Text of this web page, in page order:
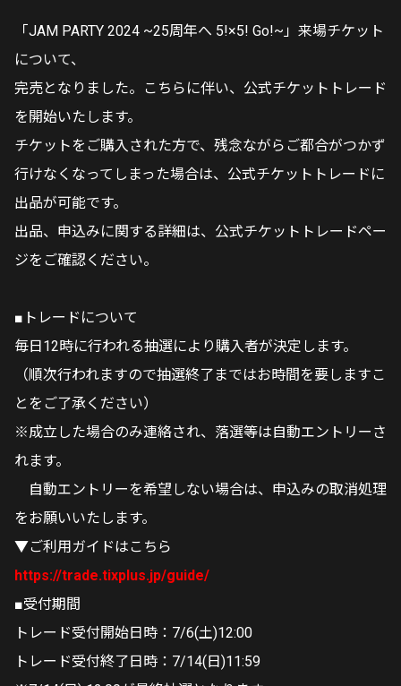
「JAM PARTY 2024 ~25周年へ 5!×5! Go!~」来場チケット
について、
完売となりました。こちらに伴い、公式チケットトレード
を開始いたします。
チケットをご購入された方で、残念ながらご都合がつかず
行けなくなってしまった場合は、公式チケットトレードに
出品が可能です。
出品、申込みに関する詳細は、公式チケットトレードペー
ジをご確認ください。
■トレードについて
毎日12時に行われる抽選により購入者が決定します。
（順次行われますので抽選終了まではお時間を要しますこ
とをご了承ください）
※成立した場合のみ連絡され、落選等は自動エントリーさ
れます。
自動エントリーを希望しない場合は、申込みの取消処理
をお願いいたします。
▼ご利用ガイドはこちら
https://trade.tixplus.jp/guide/
■受付期間
トレード受付開始日時：7/6(土)12:00
トレード受付終了日時：7/14(日)11:59